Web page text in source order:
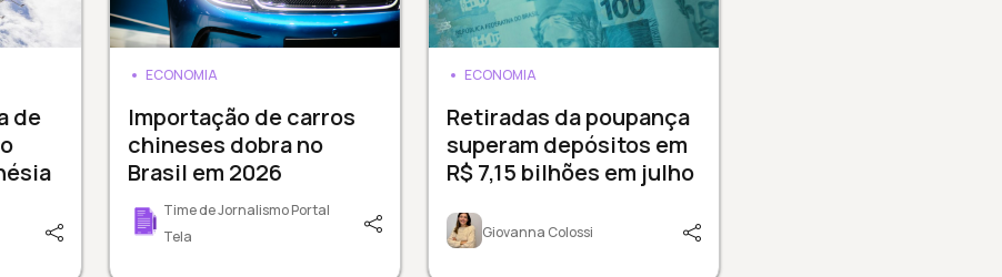
de
ECONOMIA
Importação de carros
chineses dobra no
Brasil em 2026
Time de Jornalismo Portal
Tela
ECONOMIA
Retiradas da poupança
superam depósitos em
R$ 7,15 bilhões em julho
Giovanna Colossi